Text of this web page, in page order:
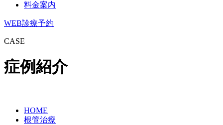
料金案内
WEB診療予約
CASE
症例紹介
HOME
根管治療